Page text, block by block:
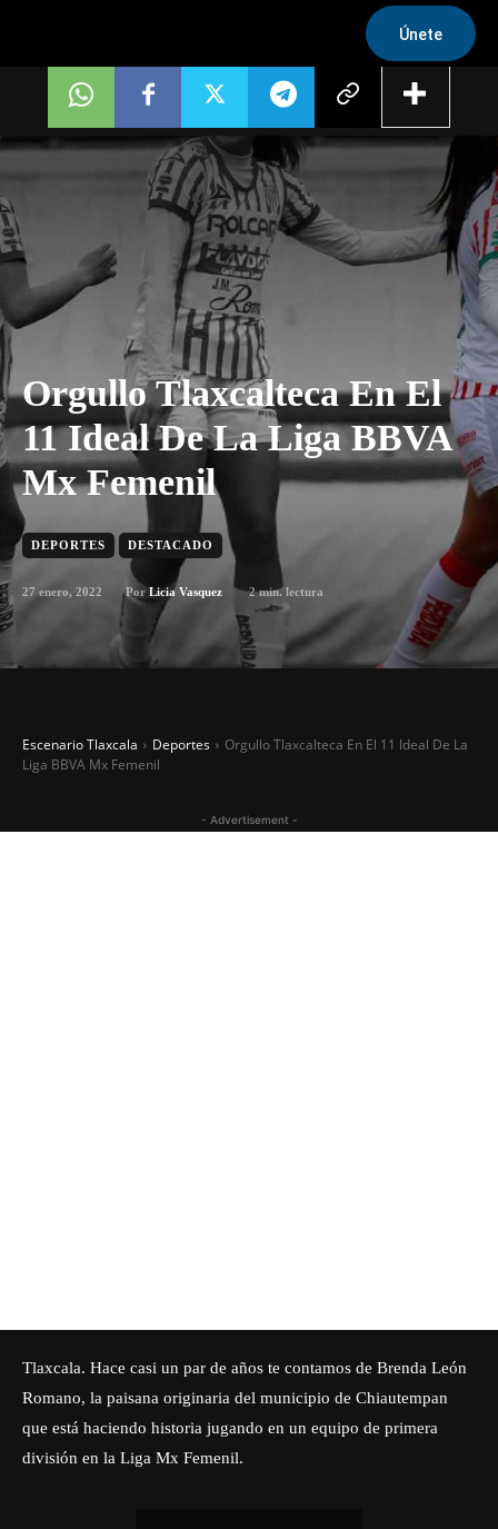
Únete
Orgullo Tlaxcalteca En El
11 Ideal De La Liga BBVA
Mx Femenil
DEPORTES DESTACADO
27 enero, 2022 Por Licia Vasquez 2min. lectura
Escenario Tlaxcala Deportes
Orgullo Tlaxcalteca En El 11 Ideal De La
Liga BBVA Mx Femenil
- Advertisement -
Tlaxcala. Hace casi un par de años te contamos de Brenda León
Romano, la paisana originaria del municipio de Chiautempan
que está haciendo historia jugando en un equipo de primera
división en la Liga Mx Femenil.